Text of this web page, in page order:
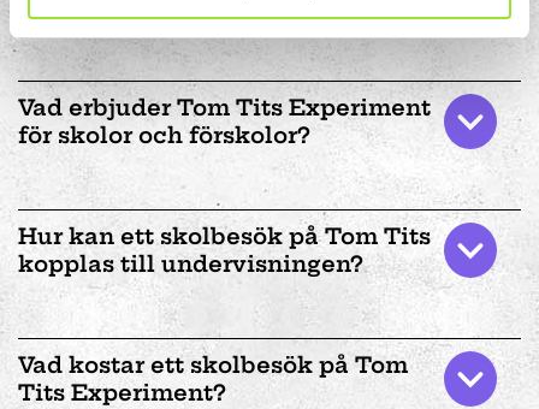
Vad erbjuder Tom Tits Experiment
för skolor och förskolor?
Hur kan ett skolbesök på Tom Tits
kopplas till undervisningen?
Vad kostar ett skolbesök på Tom
Tits Experiment?